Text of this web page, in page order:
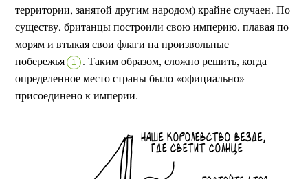
территории, занятой другим народом) крайне случаен. По
существу, британцы построили свою империю, плавая по
морям и втыкая свои флаги на произвольные
побережья
1 . Таким образом, сложно решить, когда
определенное место страны было «официально»
присоединено к империи.